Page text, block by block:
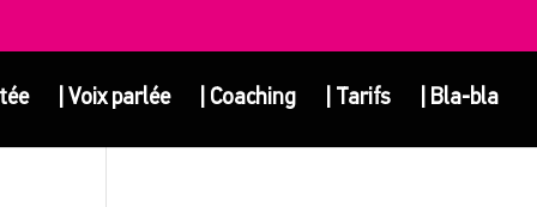
| Voix parlée | Coaching | Tarifs | Bla-bla